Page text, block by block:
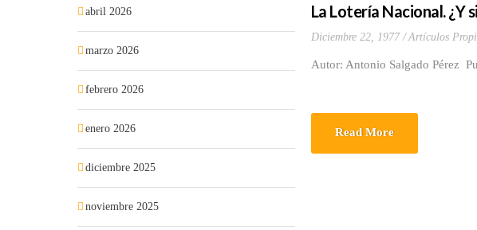
La Lotería Nacional. ¿Y
Diciembre 22, 1977 Artículos
Autor: Antonio Salgado Pérez
Read More
abril 2026
marzo 2026
febrero 2026
enero 2026
diciembre 2025
noviembre 2025